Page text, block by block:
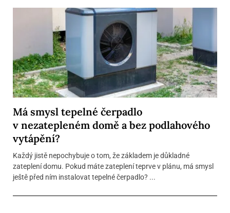
Má smysl tepelné čerpadlo
v nezatepleném domě a bez podlahového
vytápění?
Každý jistě nepochybuje o tom, že základem je důkladné
zateplení domu. Pokud máte zateplení teprve v plánu, má smysl
ještě před ním instalovat tepelné čerpadlo? ...